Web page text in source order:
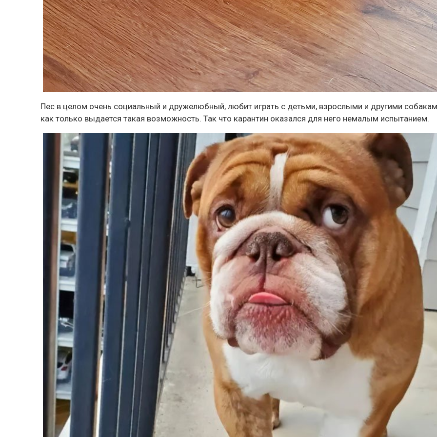
Пес в целом очень социальный и дружелюбный, любит играть с детьми, взрослыми и другими
как только выдается такая возможность. Так что карантин оказался для него немалым испытанием.